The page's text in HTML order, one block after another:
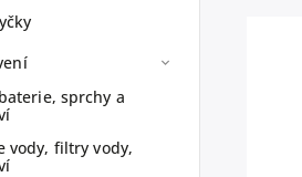
sprchy a
vody, filtry vody,